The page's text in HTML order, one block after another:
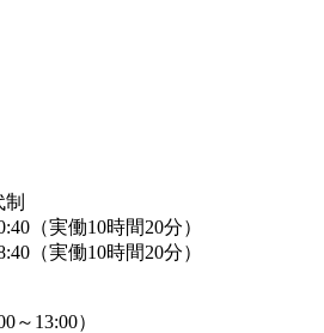
（実働10時間20分）
（実働10時間20分）
～13:00）